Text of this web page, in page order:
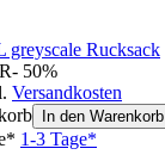
- 50%
Versandkosten
In den Warenkorb
1-3 Tage*